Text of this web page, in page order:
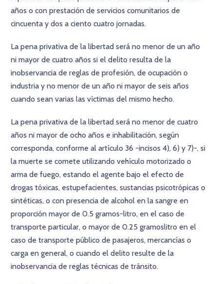
años o con prestación de servicios comunitarios de
cincuenta y dos a ciento cuatro jornadas.
La pena privativa de la libertad será no menor de un año
ni mayor de cuatro años si el delito resulta de la
inobservancia de reglas de profesión, de ocupación o
industria y no menor de un año ni mayor de seis años
cuando sean varias las víctimas del mismo hecho.
La pena privativa de la libertad será no menor de cuatro
años ni mayor de ocho años e inhabilitación, según
corresponda, conforme al artículo 36 -incisos 4), 6) y 7)-, si
la muerte se comete utilizando vehículo motorizado o
arma de fuego, estando el agente bajo el efecto de
drogas tóxicas, estupefacientes, sustancias psicotrópicas o
sintéticas, o con presencia de alcohol en la sangre en
proporción mayor de 0.5 gramos-litro, en el caso de
transporte particular, o mayor de 0.25 gramoslitro en el
caso de transporte público de pasajeros, mercancías o
carga en general, o cuando el delito resulte de la
inobservancia de reglas técnicas de tránsito.